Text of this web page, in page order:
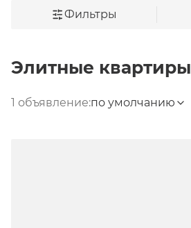
Фильтры
Элитные квартиры
1 объявление:по умолчанию